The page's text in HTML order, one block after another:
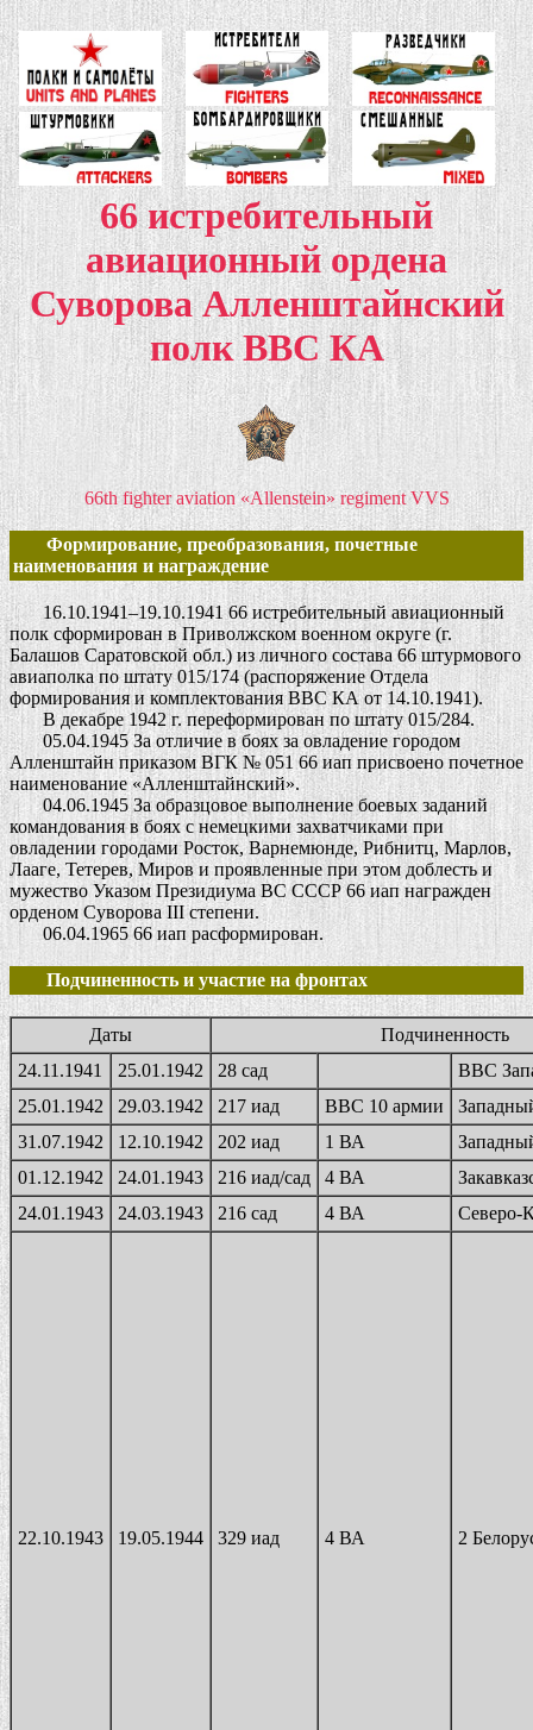
66 истребительный
авиационный ордена
Суворова Алленштайнский
полк ВВС КА
66th fighter aviation «Allenstein» regiment VVS
Формирование, преобразования, почетные
наименования и награждение
16.10.1941–19.10.1941 66 истребительный авиационный
полк сформирован в Приволжском военном округе (г.
Балашов Саратовской обл.) из личного состава 66 штурмового
авиаполка по штату 015/174 (распоряжение Отдела
формирования и комплектования ВВС КА от 14.10.1941).
В декабре 1942 г. переформирован по штату 015/284.
05.04.1945 За отличие в боях за овладение городом
Алленштайн приказом ВГК № 051 66 иап присвоено почетное
наименование «Алленштайнский».
04.06.1945 За образцовое выполнение боевых заданий
командования в боях с немецкими захватчиками при
овладении городами Росток, Варнемюнде, Рибнитц, Марлов,
Лааге, Тетерев, Миров и проявленные при этом доблесть и
мужество Указом Президиума ВС СССР 66 иап награжден
орденом Суворова III степени.
06.04.1965 66 иап расформирован.
Подчиненность и участие на фронтах
Даты
Подчиненность
24.11.1941
25.01.1942 28 сад
ВВС
25.01.1942
29.03.1942 217 иад ВВС 10 армии
31.07.1942
12.10.1942 202 иад 1 ВА
01.12.1942
24.01.1943 216 иад/сад 4 ВА
24.01.1943
24.03.1943 216 сад 4 ВА Северо-
22.10.1943 19.05.1944 329 иад 4 ВА 2